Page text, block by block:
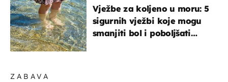
ZABAVA
Vježbe za koljeno u moru: 5
sigurnih vježbi koje mogu
smanjiti bol i poboljšati